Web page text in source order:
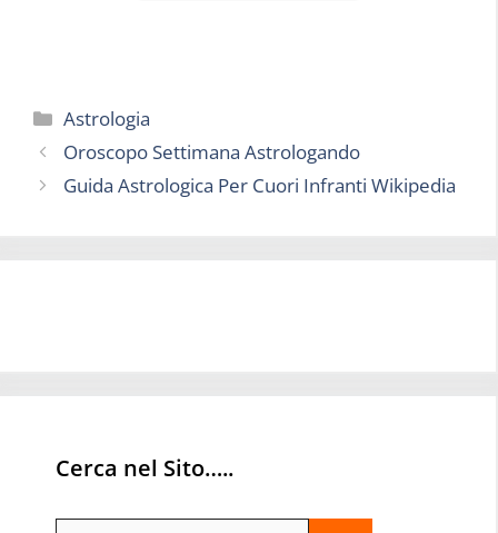
Categorie
Astrologia
Oroscopo Settimana Astrologando
Guida Astrologica Per Cuori Infranti Wikipedia
Cerca nel Sito…..